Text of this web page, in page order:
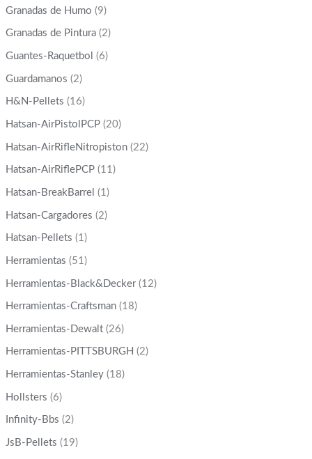
Granadas de Humo (9)
Granadas de Pintura (2)
Guantes-Raquetbol (6)
Guardamanos (2)
H&N-Pellets (16)
Hatsan-AirPistolPCP (20)
Hatsan-AirRifleNitropiston (22)
Hatsan-AirRiflePCP (11)
Hatsan-BreakBarrel (1)
Hatsan-Cargadores (2)
Hatsan-Pellets (1)
Herramientas (51)
Herramientas-Black&Decker (12)
Herramientas-Craftsman (18)
Herramientas-Dewalt (26)
Herramientas-PITTSBURGH (2)
Herramientas-Stanley (18)
Hollsters (6)
Infinity-Bbs (2)
JsB-Pellets (19)